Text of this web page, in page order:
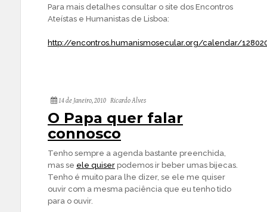
Para mais detalhes consultar o site dos Encontros
Ateístas e Humanistas de Lisboa:
http://encontros.humanismosecular.org/calendar/
14 de Janeiro, 2010 Ricardo Alves
O Papa quer falar
connosco
Tenho sempre a agenda bastante preenchida,
mas se ele quiser podemos ir beber umas bijecas.
Tenho é muito para lhe dizer, se ele me quiser
ouvir com a mesma paciência que eu tenho tido
para o ouvir.